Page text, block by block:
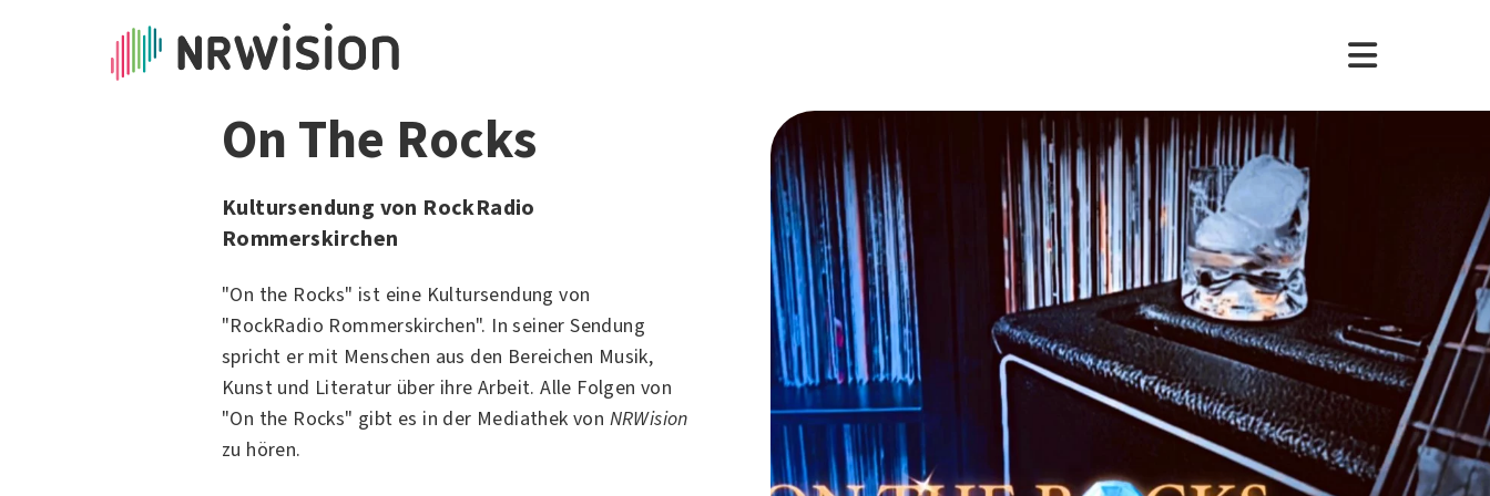
On The Rocks
Kultursendung von RockRadio
Rommerskirchen
"On the Rocks" ist eine Kultursendung von
"RockRadio Rommerskirchen". In seiner Sendung
spricht er mit Menschen aus den Bereichen Musik,
Kunst und Literatur über ihre Arbeit. Alle Folgen von
"On the Rocks" gibt es in der Mediathek von NRWision
zu hören.